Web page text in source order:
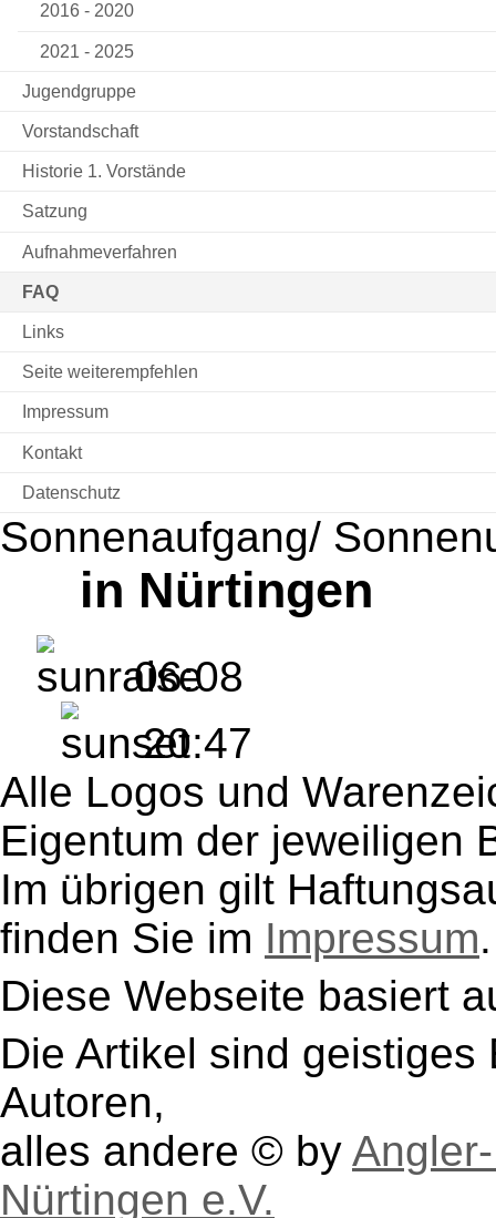
2016 - 2020
2021 - 2025
Jugendgruppe
Vorstandschaft
Historie 1. Vorstände
Satzung
Aufnahmeverfahren
FAQ
Links
Seite weiterempfehlen
Impressum
Kontakt
Datenschutz
Sonnenaufgang/
in Nürtingen
06:08
20:47
Alle Logos und
Eigentum der jeweiligen
Im übrigen gilt
finden Sie im Impressum.
Diese Webseite basiert
Die Artikel sind
Autoren,
alles andere © by
Nürtingen e.V.